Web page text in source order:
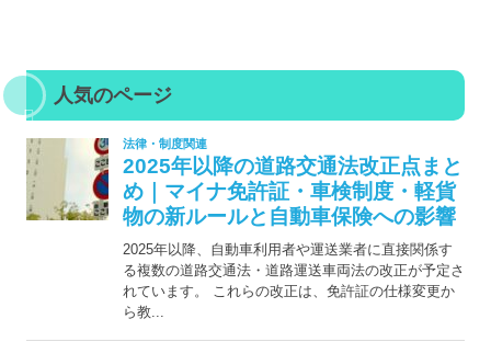
人気のページ